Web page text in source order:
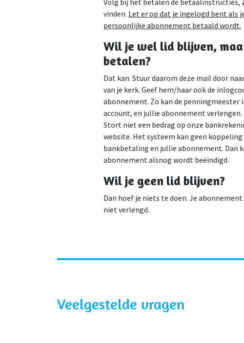
Volg bij het betalen de betaalinstructies,
vinden. Let er op dat je ingelogd bent als
persoonlijke abonnement betaald wordt.
Wil je wel lid blijven,
betalen?
Dat kan. Stuur daarom deze mail door
van je kerk. Geef hem/haar ook de
abonnement. Zo kan de penningmeester
account, en jullie abonnement verlengen.
Stort niet een bedrag op onze
website. Het systeem kan geen
bankbetaling en jullie abonnement. Dan
abonnement alsnog wordt beëindigd.
Wil je geen lid blijven?
Dan hoef je niets te doen. Je
niet verlengd.
Veelgestelde vragen